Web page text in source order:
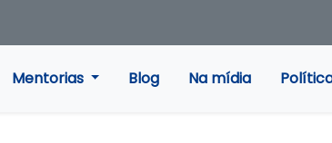
Mentorias Blog Na mídia